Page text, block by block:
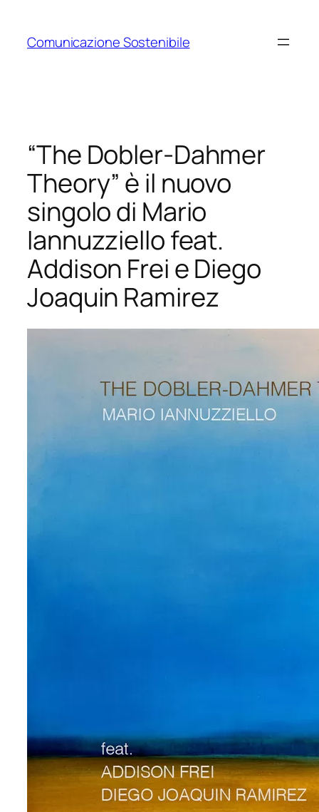
contenuto
Comunicazione Sostenibile
“The Dobler-Dahmer
Theory” è il nuovo
singolo di Mario
Iannuzziello feat.
Addison Frei e Diego
Joaquin Ramirez